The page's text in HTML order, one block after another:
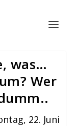
was…
Wer
22. Juni